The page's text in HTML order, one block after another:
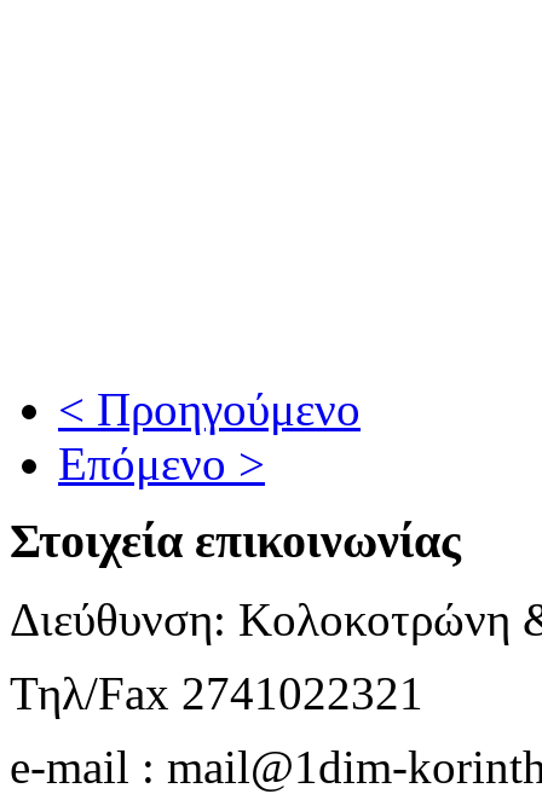
< Προηγούμενο
Επόμενο >
Στοιχεία επικοινωνίας
Διεύθυνση: Κολοκοτρώνη
Τηλ/Fax 2741022321
e-mail : mail@1dim-